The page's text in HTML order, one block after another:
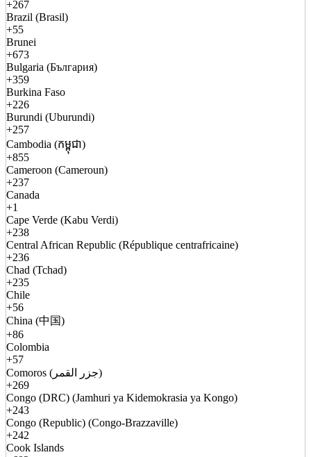
+267
Brazil (Brasil)
+55
Brunei
+673
Bulgaria (България)
+359
Burkina Faso
+226
Burundi (Uburundi)
+257
Cambodia (កម្ពុជា)
+855
Cameroon (Cameroun)
+237
Canada
+1
Cape Verde (Kabu Verdi)
+238
Central African Republic (République centrafricaine)
+236
Chad (Tchad)
+235
Chile
+56
China (中国)
+86
Colombia
+57
Comoros (جزر القمر)
+269
Congo (DRC) (Jamhuri ya Kidemokrasia ya Kongo)
+243
Congo (Republic) (Congo-Brazzaville)
+242
Cook Islands